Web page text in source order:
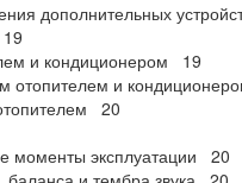
дополнительных
и кондиционером 19
отопителем и
20
моменты эксплуатации 20